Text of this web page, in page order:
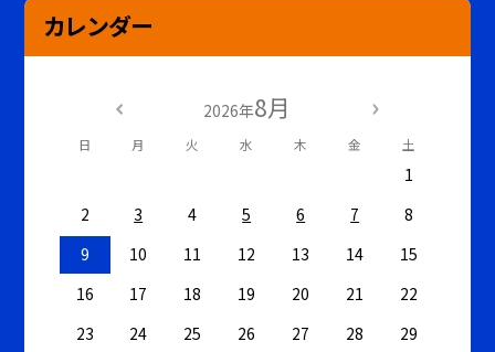
カレンダー
2026年8月
日 月 火 水 木 金 土
1
2
3 4 5 6 7
8
9
10 11 12 13 14
15
16
17 18 19 20 21
22
23
24 25 26 27 28
29